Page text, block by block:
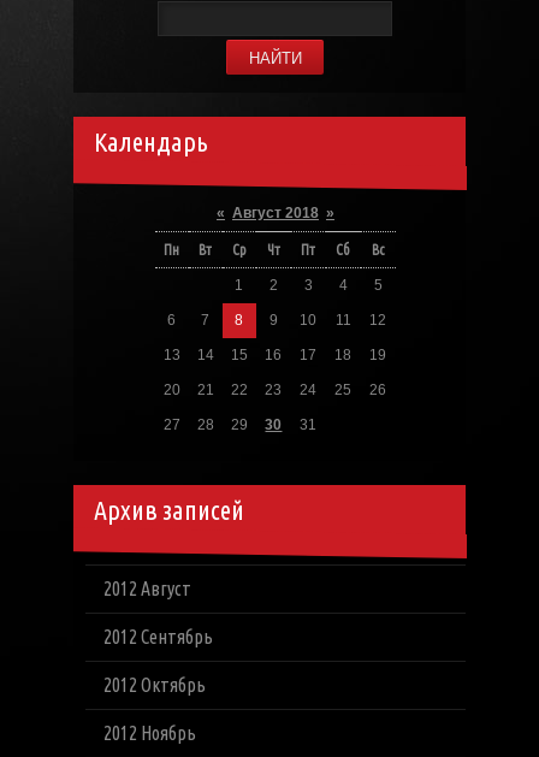
Календарь
« Август 2018 »
Пн Вт Ср Чт Пт Сб Вс
1 2 3 4 5
6 7 8 9 10 11 12
13 14 15 16 17 18 19
20 21 22 23 24 25 26
27 28 29 30 31
Архив записей
2012 Август
2012 Сентябрь
2012 Октябрь
2012 Ноябрь